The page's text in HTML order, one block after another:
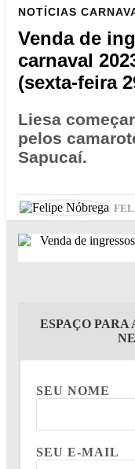
NOTÍCIAS
Venda de
carnaval
(sexta-feira
Liesa
pelos
Sapucaí.
ESPAÇO PARA
SEU NOME
SEU E-MAIL